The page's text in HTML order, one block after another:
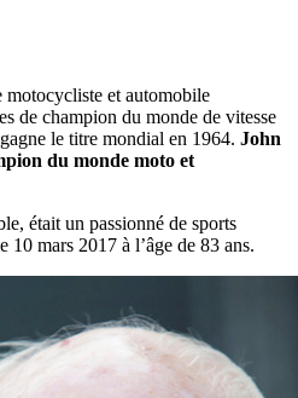
motocycliste et automobile
de champion du monde de vitesse
le titre mondial en 1964. John
du monde moto et
était un passionné de sports
10 mars 2017 à l’âge de 83 ans.